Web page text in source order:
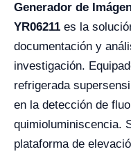
Generador de
YR06211 es la
documentación y
investigación.
refrigerada
en la detección de
quimioluminiscencia.
plataforma de